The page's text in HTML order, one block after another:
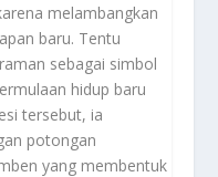
melambangkan
baru. Tentu
sebagai simbol
hidup baru
tersebut, ia
potongan
yang membentuk